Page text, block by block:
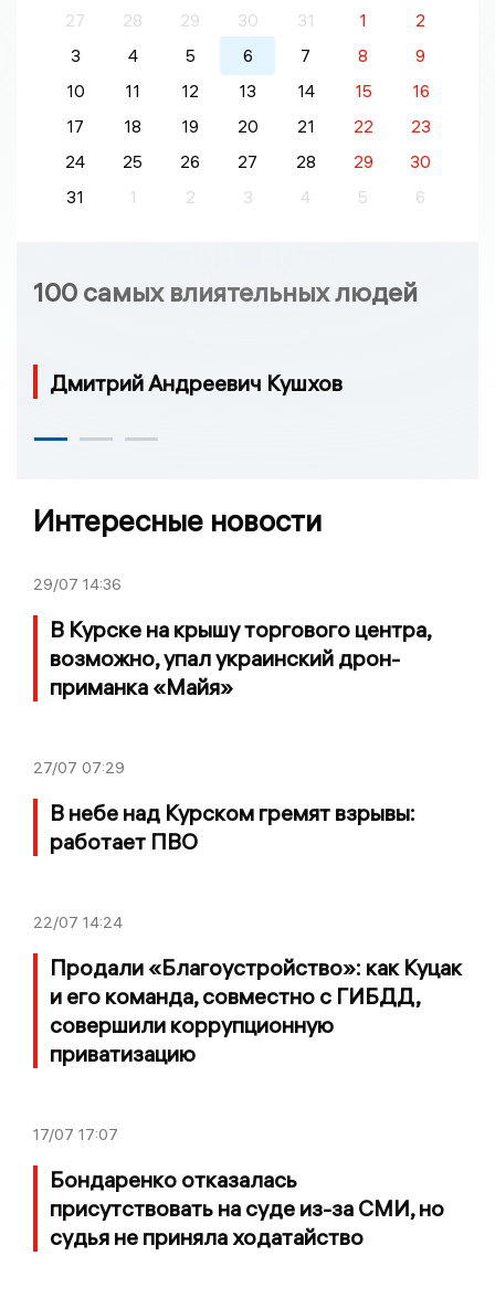
27
28 29 30 31 1
2
3
4 5 6 7 8
9
10
11 12 13 14 15
16
17
18 19 20 21 22
23
24
25 26 27 28 29
30
31
1 2 3 4 5 6
100 самых влиятельных людей
Дмитрий Андреевич Кушхов
Интересные новости
29/07 14:36
В Курске на крышу торгового центра,
возможно, упал украинский дрон-
приманка «Майя»
27/07 07:29
В небе над Курском гремят взрывы:
работает ПВО
22/07 14:24
Продали «Благоустройство»: как Куцак
и его команда, совместно с ГИБДД,
совершили коррупционную
приватизацию
17/07 17:07
Бондаренко отказалась
присутствовать на суде из-за СМИ, но
судья не приняла ходатайство